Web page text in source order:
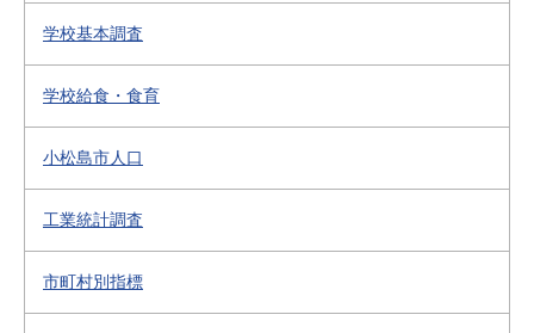
学校基本調査
学校給食・食育
小松島市人口
工業統計調査
市町村別指標